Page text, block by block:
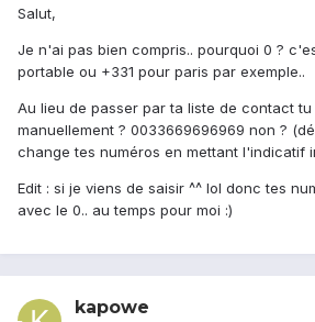
Salut,
Je n'ai pas bien compris.. pourquoi 0 ?
portable ou +331 pour paris par exemple..
Au lieu de passer par ta liste de contact
manuellement ? 0033669696969 non ?
change tes numéros en mettant l'indicatif
Edit : si je viens de saisir ^^ lol donc tes
avec le 0.. au temps pour moi :)
kapowe